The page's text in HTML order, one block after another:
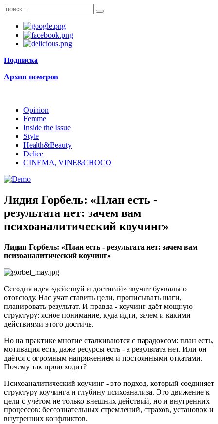
Подписка
Архив номеров
Opinion
Femme
Inside the Issue
Style
Health&Beauty
Delice
CINEMA, VINE&CHOCO
Лидия Горбель: «План есть -
результата нет: зачем вам
психоаналитический коучинг»
Лидия Горбель: «План есть - результата нет: зачем вам
психоаналитический коучинг»
Сегодня идея «действуй и достигай» звучит буквально
отовсюду. Нас учат ставить цели, прописывать шаги,
планировать результат. И правда - коучинг даёт мощную
структуру: ясное понимание, куда идти, зачем и какими
действиями этого достичь.
Но на практике многие сталкиваются с парадоксом: план есть,
мотивация есть, даже ресурсы есть - а результата нет. Или он
даётся с огромным напряжением и постоянными откатами.
Почему так происходит?
Психоаналитический коучинг - это подход, который соединяет
структуру коучинга и глубину психоанализа. Это движение к
цели с учётом не только внешних действий, но и внутренних
процессов: бессознательных стремлений, страхов, установок и
внутренних конфликтов.